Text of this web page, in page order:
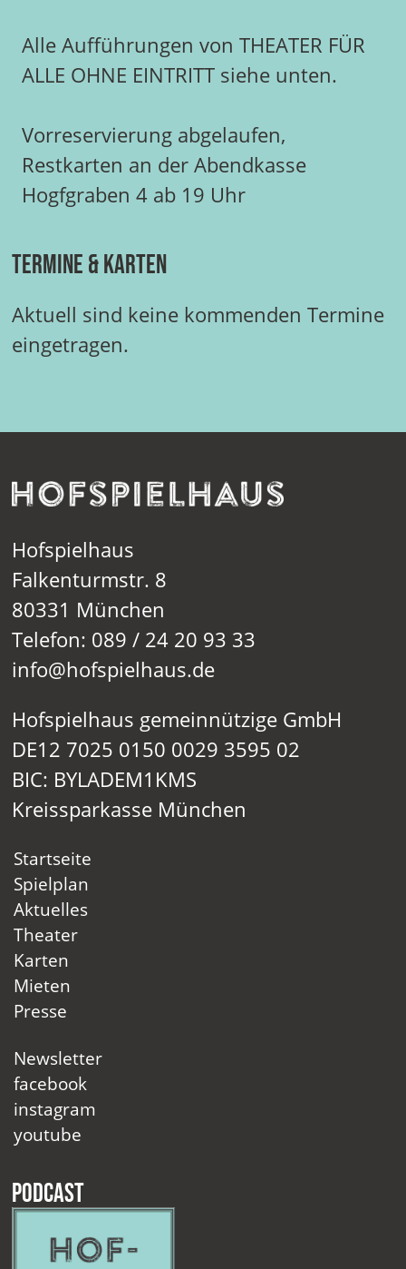
Alle Aufführungen von THEATER FÜR
ALLE OHNE EINTRITT siehe unten.
Vorreservierung abgelaufen,
Restkarten an der Abendkasse
Hogfgraben 4 ab 19 Uhr
Termine & Karten
Aktuell sind keine kommenden Termine
eingetragen.
Hofspielhaus
Falkenturmstr. 8
80331 München
Telefon: 089 / 24 20 93 33
info@hofspielhaus.de
Hofspielhaus gemeinnützige GmbH
DE12 7025 0150 0029 3595 02
BIC: BYLADEM1KMS
Kreissparkasse München
Startseite
Spielplan
Aktuelles
Theater
Karten
Mieten
Presse
Newsletter
facebook
instagram
youtube
Podcast